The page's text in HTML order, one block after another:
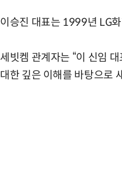
이승진 대표는 1999년 LG
세빗켐 관계자는 “이 신임
대한 깊은 이해를 바탕으로